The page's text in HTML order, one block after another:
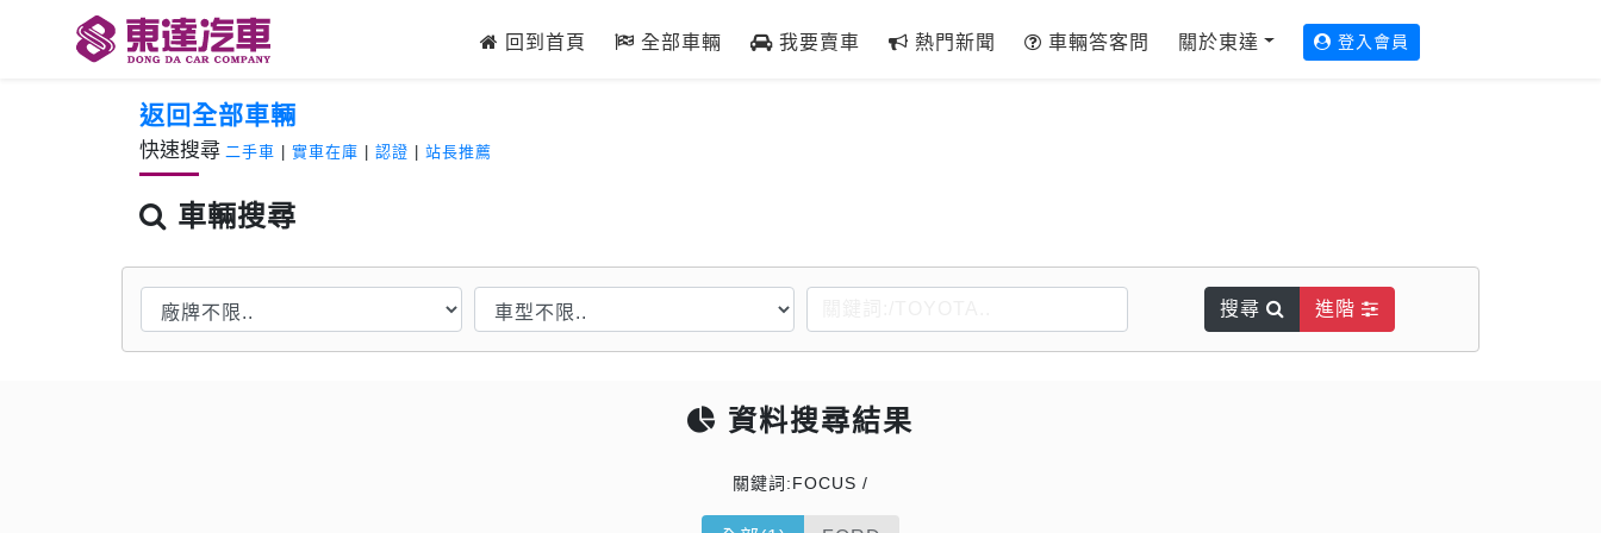
回到首頁 全部車輛 我要賣車 熱門新聞 車輛答客問 關於東達 登入會員
返回全部車輛
快速搜尋 二手車 實車在庫 認證 站長推薦
車輛搜尋
搜尋 進階
資料搜尋結果
關鍵詞:FOCUS /